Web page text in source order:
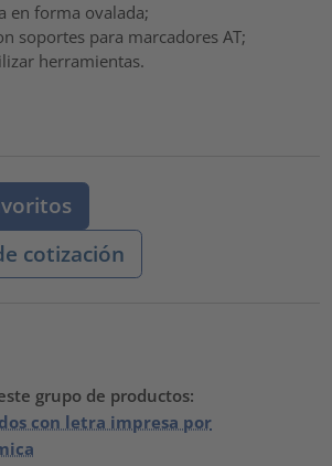
en forma ovalada;
soportes para marcadores AT;
herramientas.
cotización
grupo de productos:
con letra impresa por